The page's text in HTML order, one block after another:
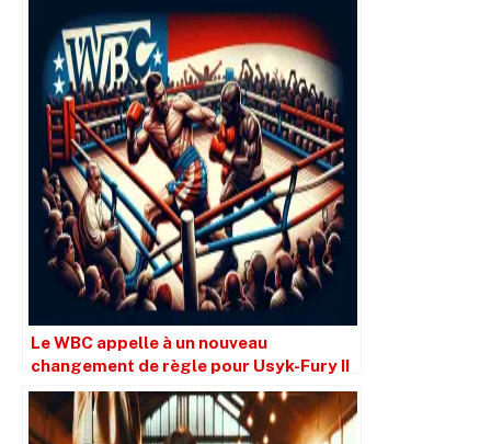
Le WBC appelle à un nouveau
changement de règle pour Usyk-Fury II